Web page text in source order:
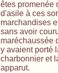
êtes promenée
d'asile à ces
marchandises
sans avoir
maréchaussée
y avaient porté
charbonnier et
apparut.